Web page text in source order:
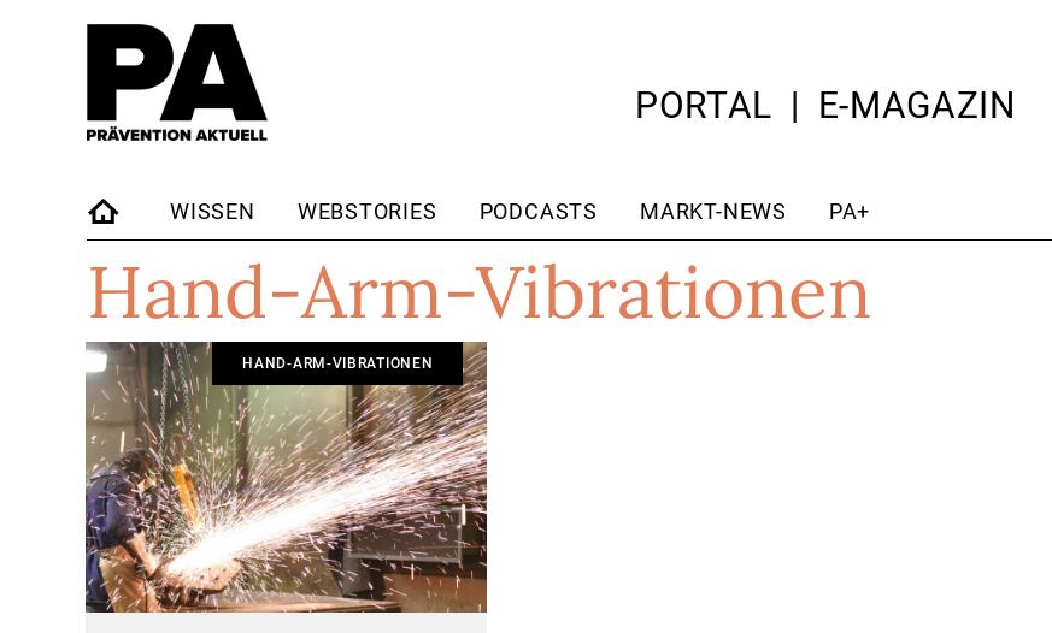
PORTAL E-MAGAZIN
STARTSEITE
WISSEN WEBSTORIES PODCASTS MARKT-NEWS PA+
Hand-Arm-Vibrationen
HAND-ARM-VIBRATIONEN